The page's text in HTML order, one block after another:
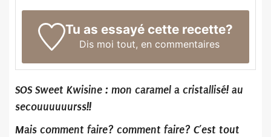
Tu as essayé cette recette?
Dis moi tout, en commentaires
SOS Sweet Kwisine : mon caramel a cristallisé! au
secouuuuuurss!!
Mais comment faire? comment faire? C’est tout